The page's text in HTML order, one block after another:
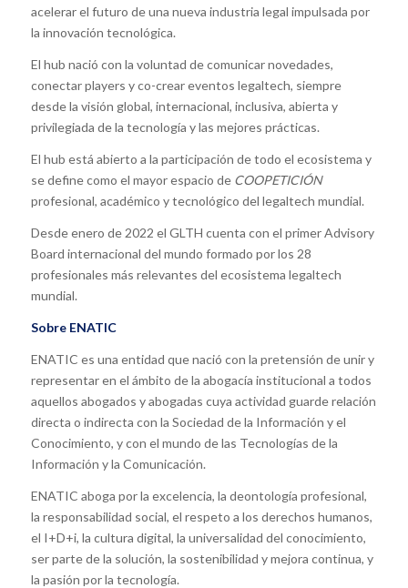
acelerar el futuro de una nueva industria legal impulsada por
la innovación tecnológica.
El hub nació con la voluntad de comunicar novedades,
conectar players y co-crear eventos legaltech, siempre
desde la visión global, internacional, inclusiva, abierta y
privilegiada de la tecnología y las mejores prácticas.
El hub está abierto a la participación de todo el ecosistema y
se define como el mayor espacio de COOPETICIÓN
profesional, académico y tecnológico del legaltech mundial.
Desde enero de 2022 el GLTH cuenta con el primer Advisory
Board internacional del mundo formado por los 28
profesionales más relevantes del ecosistema legaltech
mundial.
Sobre ENATIC
ENATIC es una entidad que nació con la pretensión de unir y
representar en el ámbito de la abogacía institucional a todos
aquellos abogados y abogadas cuya actividad guarde relación
directa o indirecta con la Sociedad de la Información y el
Conocimiento, y con el mundo de las Tecnologías de la
Información y la Comunicación.
ENATIC aboga por la excelencia, la deontología profesional,
la responsabilidad social, el respeto a los derechos humanos,
el I+D+i, la cultura digital, la universalidad del conocimiento,
ser parte de la solución, la sostenibilidad y mejora continua, y
la pasión por la tecnología.